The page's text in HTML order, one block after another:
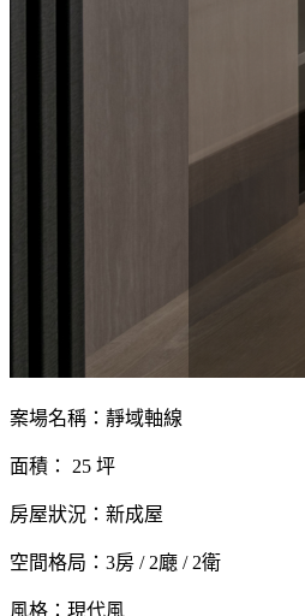
案場名稱：靜域軸線
面積： 25 坪
房屋狀況：新成屋
空間格局：3房 / 2廰 / 2衛
風格：現代風